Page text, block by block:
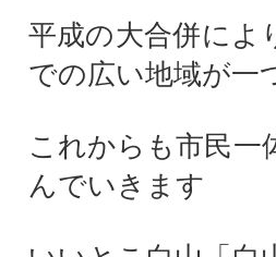
平成の大合併によ
での広い地域が一
これからも市民一
んでいきます